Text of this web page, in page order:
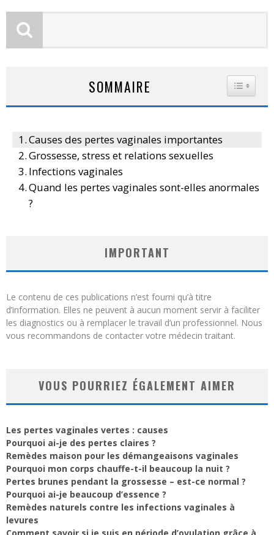
SOMMAIRE
Causes des pertes vaginales importantes
Grossesse, stress et relations sexuelles
Infections vaginales
Quand les pertes vaginales sont-elles anormales
?
IMPORTANT
Le contenu de ces publications n’est fourni qu’à titre
d’information. Elles ne peuvent à aucun moment servir à faciliter
les diagnostics ou à remplacer le travail d’un professionnel. Nous
vous recommandons de contacter votre médecin traitant.
VOUS POURRIEZ ÉGALEMENT AIMER
Les pertes vaginales vertes : causes
Pourquoi ai-je des pertes claires ?
Remèdes maison pour les démangeaisons vaginales
Pourquoi mon corps chauffe-t-il beaucoup la nuit ?
Pertes brunes pendant la grossesse – est-ce normal ?
Pourquoi ai-je beaucoup d’essence ?
Remèdes naturels contre les infections vaginales à
levures